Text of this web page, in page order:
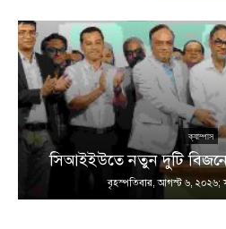
ক্যাম্পাস
সিআইইউতে নতুন দুটি
বৃহস্পতিবার, আগস্ট ৬, ২০২৬;